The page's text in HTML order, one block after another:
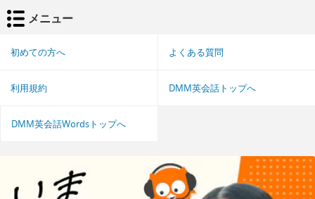
メニュー
初めての方へ よくある質問
利用規約 DMM英会話トップへ
DMM英会話Wordsトップへ